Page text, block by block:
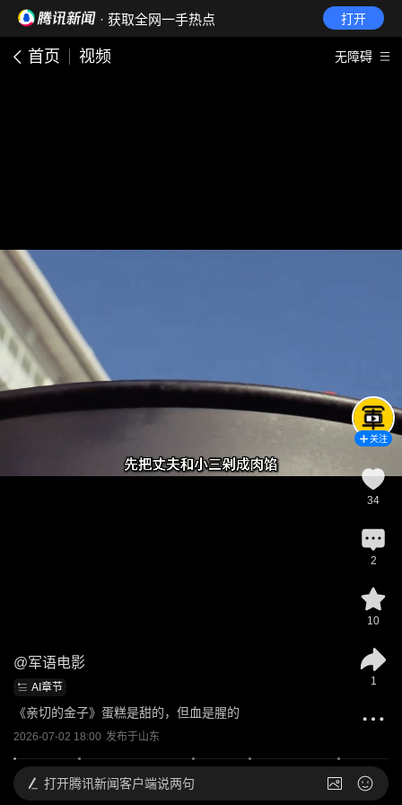
· 获取全网一手热点 打开
首页 视频 无障碍
@军语电影
AI章节
《亲切的金子》蛋糕是甜的，但血是腥的
2026-07-02 18:00 发布于山东
关注
34
2
10
1
打开腾讯新闻客户端说两句